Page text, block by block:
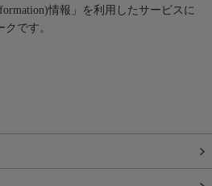
情報」を利用したサービスに
です。